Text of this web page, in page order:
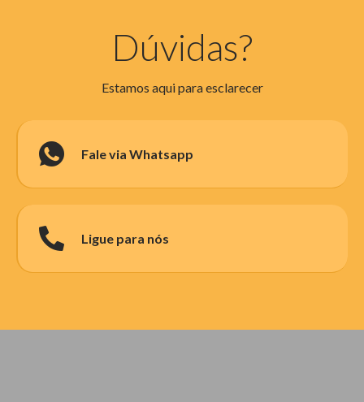
Dúvidas?
Estamos aqui para esclarecer
Fale via Whatsapp
Ligue para nós